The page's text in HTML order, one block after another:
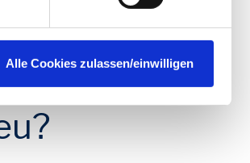
Alle Cookies zulassen/einwilligen
und die dort gemeldeten